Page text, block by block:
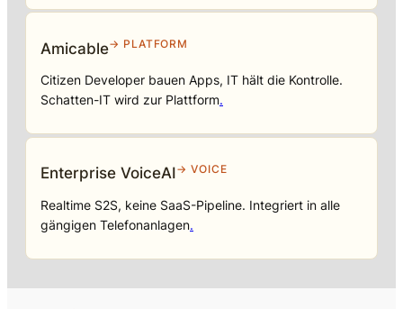
Amicable→ PLATFORM
Citizen Developer bauen Apps, IT hält die Kontrolle.
Schatten-IT wird zur Plattform.
Enterprise VoiceAI→ VOICE
Realtime S2S, keine SaaS-Pipeline. Integriert in alle
gängigen Telefonanlagen.